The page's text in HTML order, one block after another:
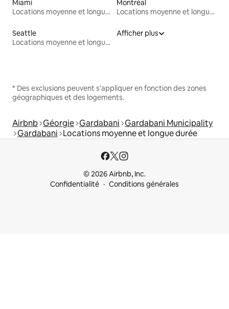
Miami
Locations moyenne et longue durée
Montréal
Locations moyenne et longue durée
Seattle
Locations moyenne et longue durée
Afficher plus
* Des exclusions peuvent s'appliquer en fonction des zones
géographiques et des logements.
Airbnb Géorgie Gardabani Gardabani Municipality
Gardabani Locations moyenne et longue durée
© 2026 Airbnb, Inc.
Confidentialité
Conditions générales